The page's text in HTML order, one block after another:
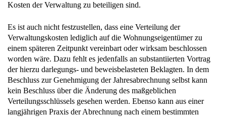
Kosten der Verwaltung zu beteiligen sind.
Es ist auch nicht festzustellen, dass eine Verteilung der
Verwaltungskosten lediglich auf die Wohnungseigentümer zu
einem späteren Zeitpunkt vereinbart oder wirksam beschlossen
worden wäre. Dazu fehlt es jedenfalls an substantiierten Vortrag
der hierzu darlegungs- und beweisbelasteten Beklagten. In dem
Beschluss zur Genehmigung der Jahresabrechnung selbst kann
kein Beschluss über die Änderung des maßgeblichen
Verteilungsschlüssels gesehen werden. Ebenso kann aus einer
langjährigen Praxis der Abrechnung nach einem bestimmten